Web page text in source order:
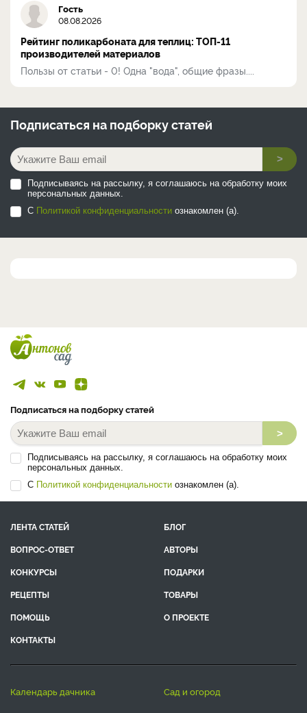
Гость
08.08.2026
Рейтинг поликарбоната для теплиц: ТОП-11
производителей материалов
Пользы от статьи - 0! Одна "вода", общие фразы....
Подписаться на подборку статей
>
Подписываясь на рассылку, я соглашаюсь на обработку моих
персональных данных.
С Политикой конфиденциальности ознакомлен (а).
Подписаться на подборку статей
>
Подписываясь на рассылку, я соглашаюсь на обработку моих
персональных данных.
С Политикой конфиденциальности ознакомлен (а).
ЛЕНТА СТАТЕЙ
БЛОГ
ВОПРОС-ОТВЕТ
АВТОРЫ
КОНКУРСЫ
ПОДАРКИ
РЕЦЕПТЫ
ТОВАРЫ
ПОМОЩЬ
О ПРОЕКТЕ
КОНТАКТЫ
календарь дачника
сад и огород